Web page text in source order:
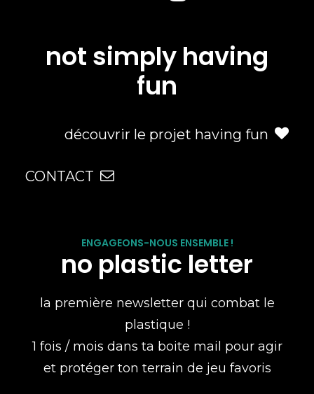
not simply having
fun
découvrir le projet having fun
CONTACT
ENGAGEONS-NOUS ENSEMBLE !
no plastic letter
la première newsletter qui combat le
plastique !
1 fois / mois dans ta boite mail pour agir
et protéger ton terrain de jeu favoris